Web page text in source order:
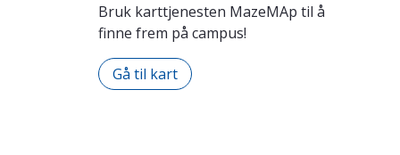
Bruk karttjenesten MazeMAp til å
finne frem på campus!
Gå til kart